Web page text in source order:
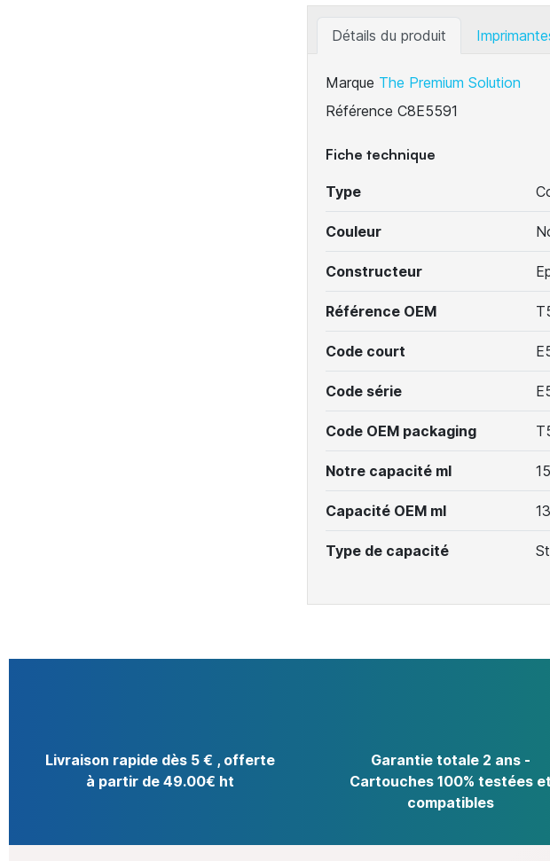
Détails du produit
Marque The Premium Solution
Référence C8E5591
Fiche technique
Type
Couleur
Constructeur
Référence OEM
Code court
Code série
Code OEM packaging
Notre capacité ml
Capacité OEM ml
Type de capacité
Livraison rapide dès 5 € , offerte
à partir de 49.00€ ht
Garantie totale 2 ans -
Cartouches 100% testées et
compatibles